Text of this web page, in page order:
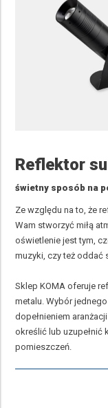
Reflektor
świetny sposób na
Ze względu na to, że
Wam stworzyć miłą
oświetlenie jest tym,
muzyki, czy też oddać
Sklep KOMA oferuje
metalu. Wybór
dopełnieniem
określić lub uzupełnić
pomieszczeń.